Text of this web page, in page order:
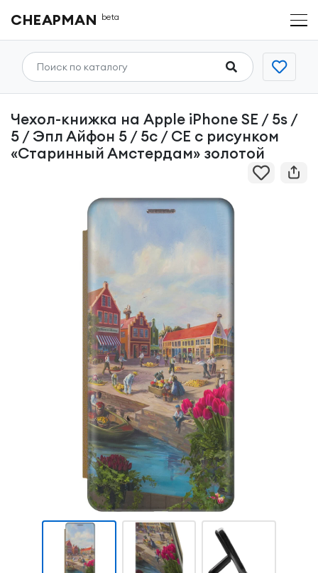
CHEAPMAN beta
Чехол-книжка на Apple iPhone SE / 5s /
5 / Эпл Айфон 5 / 5с / СЕ с рисунком
«Старинный Амстердам» золотой